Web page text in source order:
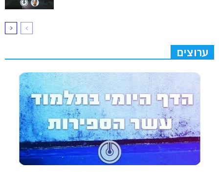
ערוצים